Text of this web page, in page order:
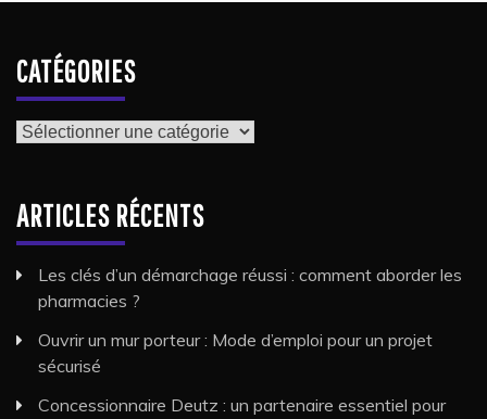
CATÉGORIES
Catégories
ARTICLES RÉCENTS
Les clés d’un démarchage réussi : comment aborder les
pharmacies ?
Ouvrir un mur porteur : Mode d’emploi pour un projet
sécurisé
Concessionnaire Deutz : un partenaire essentiel pour